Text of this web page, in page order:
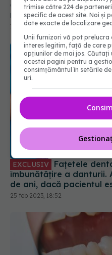
EXCLUSIV
îmbunătățire a danturii.
de ani, dacă pacientul
25 feb 2023, 18:52
trimise către 224 de
specific de acest site. Noi și
date exacte de localizare
Unii furnizori vă pot
interes legitim, față de care
opțiunilor de mai jos. Căutați
acestei pagini pentru a
consimțământul în setările
uri.